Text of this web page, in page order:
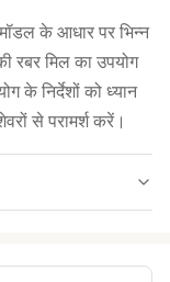
मॉडल के आधार पर भिन्न
रबर मिल का उपयोग
निर्देशों को ध्यान
से परामर्श करें।